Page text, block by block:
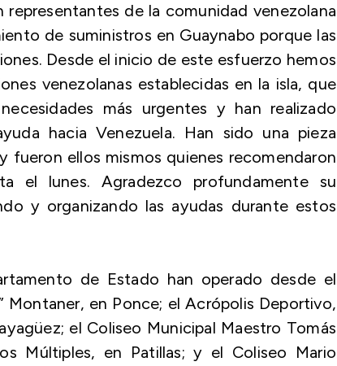
de la comunidad venezolana
de suministros en Guaynabo porque las
Desde el inicio de este esfuerzo hemos
venezolanas establecidas en la isla, que
más urgentes y han realizado
hacia Venezuela. Han sido una pieza
ellos mismos quienes recomendaron
el lunes. Agradezco profundamente su
y organizando las ayudas durante estos
de Estado han operado desde el
Montaner, en Ponce; el Acrópolis Deportivo,
el Coliseo Municipal Maestro Tomás
Múltiples, en Patillas; y el Coliseo Mario